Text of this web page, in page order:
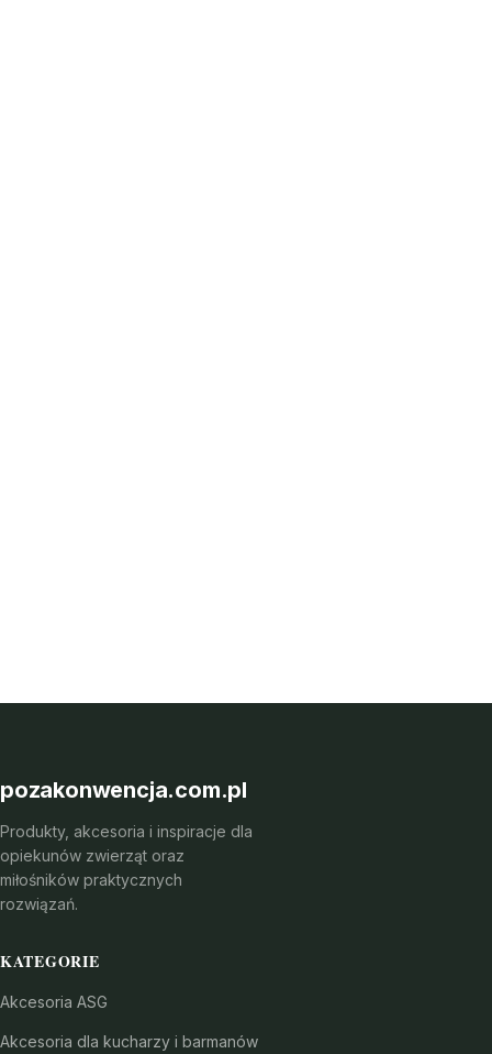
pozakonwencja.com.pl
Produkty, akcesoria i inspiracje dla
opiekunów zwierząt oraz
miłośników praktycznych
rozwiązań.
KATEGORIE
Akcesoria ASG
Akcesoria dla kucharzy i barmanów